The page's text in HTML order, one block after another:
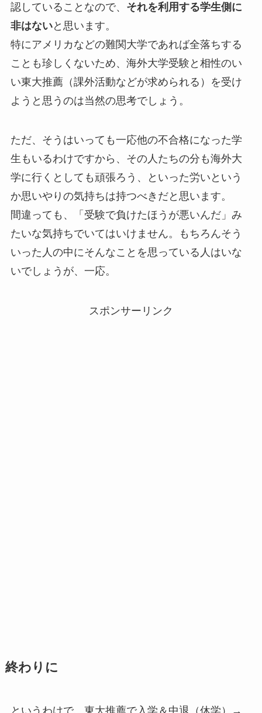
認していることなので、 それを利用する学生側に
非はないと思います。
特にアメリカなどの難関大学であれば全落ちする
ことも珍しくないため、海外大学受験と相性のい
い東大推薦（課外活動などが求められる）を受け
ようと思うのは当然の思考でしょう。
ただ、そうはいっても一応他の不合格になった学
生もいるわけですから、その人たちの分も海外大
学に行くとしても頑張ろう、といった労いという
か思いやりの気持ちは持つべきだと思います。
間違っても、「受験で負けたほうが悪いんだ」み
たいな気持ちでいてはいけません。もちろんそう
いった人の中にそんなことを思っている人はいな
いでしょうが、一応。
スポンサーリンク
終わりに